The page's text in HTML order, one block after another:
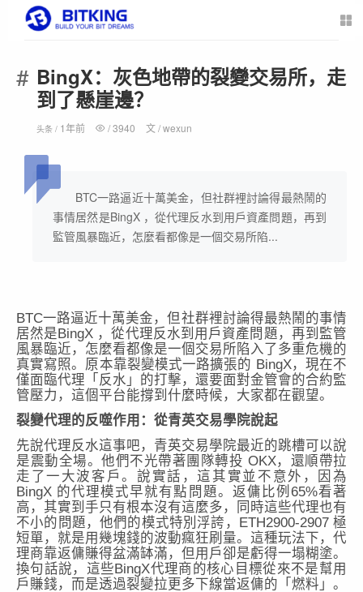
BingX：灰色地帶的裂變交易所，走
到了懸崖邊？
头条 / 1年前 /3940 文 /wexun
BTC一路逼近十萬美金，但社群裡討論得最熱鬧的
事情居然是BingX ，從代理反水到用戶資產問題，再到
監管風暴臨近，怎麼看都像是一個交易所陷...
BTC一路逼近十萬美金，但社群裡討論得最熱鬧的事情
居然是BingX ，從代理反水到用戶資產問題，再到監管
風暴臨近，怎麼看都像是一個交易所陷入了多重危機的
真實寫照。原本靠裂變模式一路擴張的 BingX，現在不
僅面臨代理「反水」的打擊，還要面對金管會的合約監
管壓力，這個平台能撐到什麼時候，大家都在觀望。
裂變代理的反噬作用：從青英交易學院說起
先說代理反水這事吧，青英交易學院最近的跳槽可以說
是震動全場。他們不光帶著團隊轉投 OKX，還順帶拉
走了一大波客戶。說實話，這其實並不意外，因為
BingX 的代理模式早就有點問題。返傭比例65%看著
高，其實到手只有根本沒有這麼多，同時這些代理也有
不小的問題，他們的模式特別浮誇，ETH2900-2907 極
短單，就是用幾塊錢的波動瘋狂刷量。這種玩法下，代
理商靠返傭賺得盆滿缽滿，但用戶卻是虧得一塌糊塗。
換句話說，這些BingX代理商的核心目標從來不是幫用
戶賺錢，而是透過裂變拉更多下線當返傭的「燃料」。